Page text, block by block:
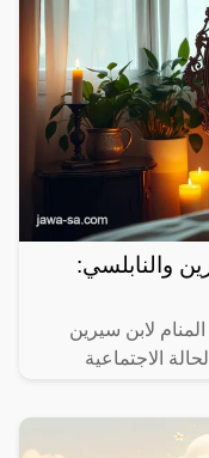
والنابلسي:
لابن سيرين
الاجتماعية